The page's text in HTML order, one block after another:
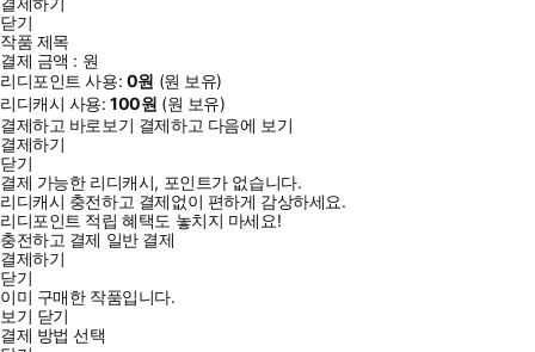
닫기
작품 제목
결제 금액 : 원
리디포인트 사용: 0원 (원 보유)
리디캐시 사용:100원 (원 보유)
결제하고 바로보기 결제하고 다음에 보기
결제하기
닫기
결제 가능한 리디캐시, 포인트가 없습니다.
리디캐시 충전하고 결제없이 편하게 감상하세요.
리디포인트 적립 혜택도 놓치지 마세요!
충전하고 결제 일반 결제
결제하기
닫기
이미 구매한 작품입니다.
보기 닫기
결제 방법 선택